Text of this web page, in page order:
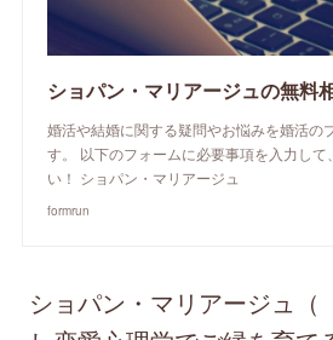
ショパン・マリアージュの無料
婚活や結婚に関する疑問やお悩みを婚活の
す。 以下のフォームに必要事項を入力して
い！ ショパン・マリアージュ
formrun
ショパン・マリアージュ（